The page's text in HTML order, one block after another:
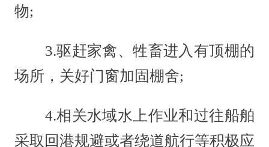
物;
3.驱赶家禽、牲畜进入有顶棚的
场所，关好门窗加固棚舍;
4.相关水域水上作业和过往船舶
采取回港规避或者绕道航行等积极应